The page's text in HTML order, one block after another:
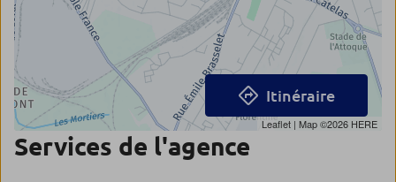
Leaflet | Map ©2026 HERE
Itinéraire
Services de l'agence